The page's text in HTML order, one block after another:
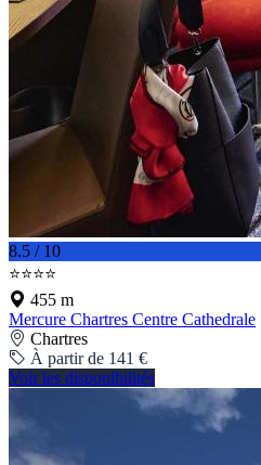
8.5 / 10
⭐⭐⭐⭐
455 m
Mercure Chartres Centre Cathedrale
Chartres
À partir de 141 €
Voir les disponibilités